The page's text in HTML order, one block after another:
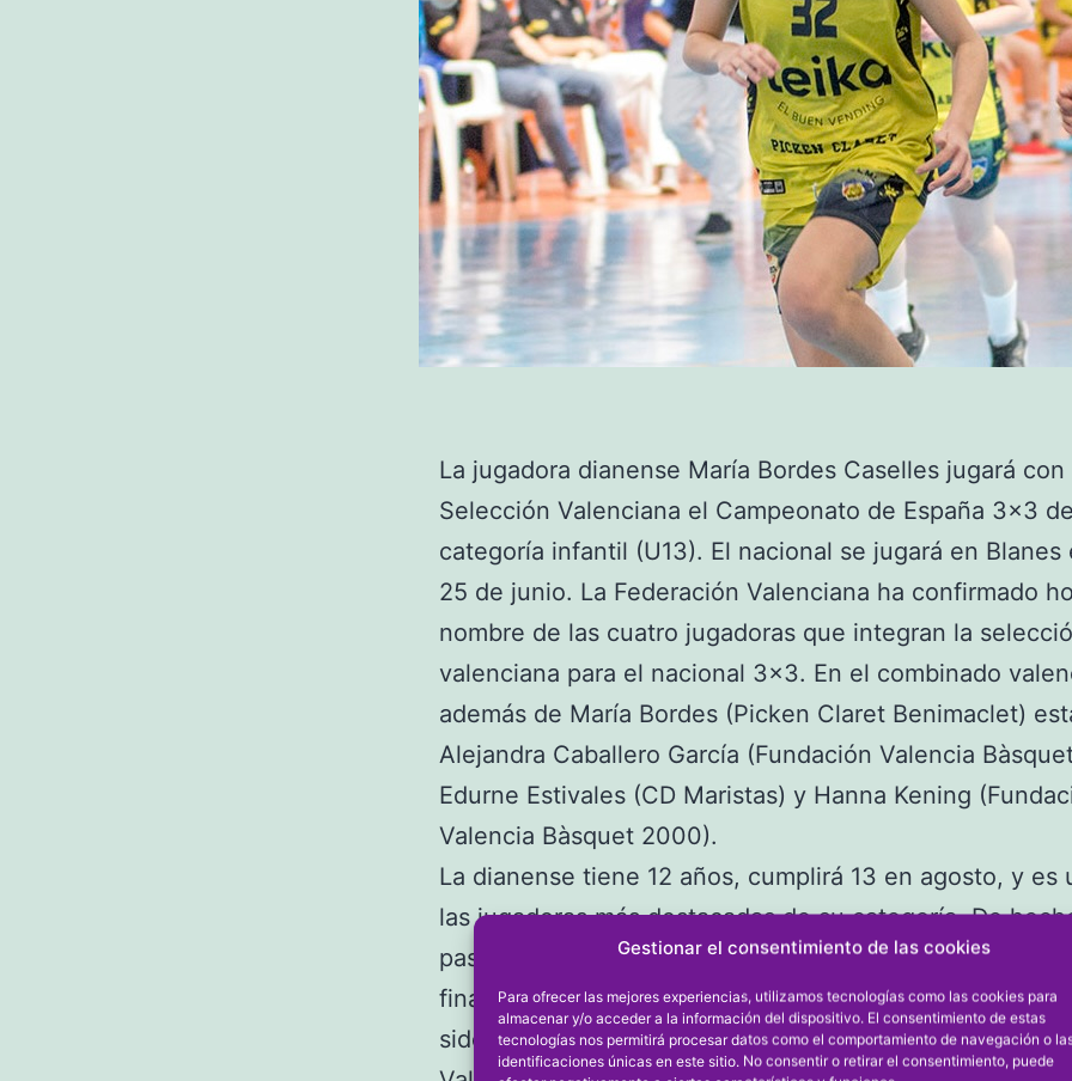
Gestionar el consentimiento de las cookies
Para ofrecer las mejores experiencias, utilizamos tecnologías como las cookies para
almacenar y/o acceder a la información del dispositivo. El consentimiento de estas
tecnologías nos permitirá procesar datos como el comportamiento de navegación o
identificaciones únicas en este sitio. No consentir o retirar el consentimiento, puede
La jugadora dianense María Bordes Caselles jugará con
Selección Valenciana el Campeonato de España 3×3
categoría infantil (U13). El nacional se jugará en Blanes
25 de junio. La Federación Valenciana ha confirmado
nombre de las cuatro jugadoras que integran la
valenciana para el nacional 3×3. En el combinado
además de María Bordes (Picken Claret Benimaclet)
Alejandra Caballero García (Fundación Valencia
Edurne Estivales (CD Maristas) y Hanna Kening
Valencia Bàsquet 2000).
La dianense tiene 12 años, cumplirá 13 en agosto, y es
las jugadoras más destacadas de su categoría. De
pasado mes de mayo fue elegida MVP (mejor
final del Campeonato de IR Preferente Infantil. Además
sido convocada por la Selección de Baloncesto de la